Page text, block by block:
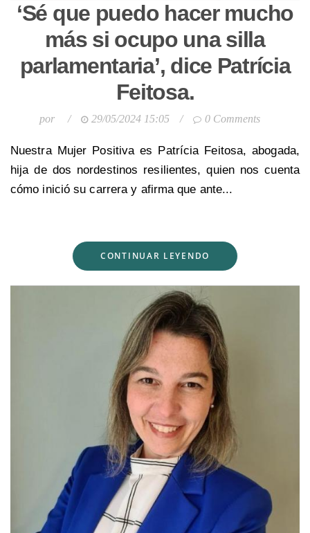
‘Sé que puedo hacer mucho
más si ocupo una silla
parlamentaria’, dice Patrícia
Feitosa.
por / 29/05/2024 15:05 / 0 Comments
Nuestra Mujer Positiva es Patrícia Feitosa, abogada,
hija de dos nordestinos resilientes, quien nos cuenta
cómo inició su carrera y afirma que ante...
CONTINUAR LEYENDO